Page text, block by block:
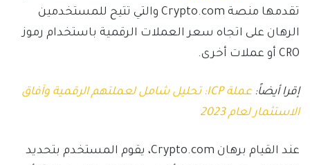
تقدمها منصة Crypto.com والتي تتيح للمستخدمين
الرهان على اتجاه سعر العملات الرقمية باستخدام رموز
CRO أو عملات أخرى.
إقرا أيضاً:
عملة ICP: تحليل شامل لعملتهم الرقمية وآفاق
الاستثمار لعام 2023
عند القيام برهان Crypto.com، يقوم المستخدم بتحديد